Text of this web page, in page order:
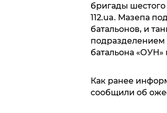
бригады
112.ua. Мазепа
батальонов, и
подразделением
батальона
Как ранее
сообщили об